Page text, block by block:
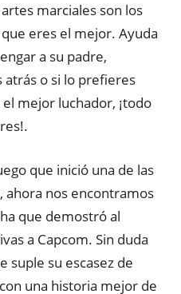
marciales son los
eres el mejor. Ayuda
a su padre,
atrás o si lo prefieres
mejor luchador, ¡todo
que inició una de las
ahora nos encontramos
que demostró al
a Capcom. Sin duda
suple su escasez de
una historia mejor de